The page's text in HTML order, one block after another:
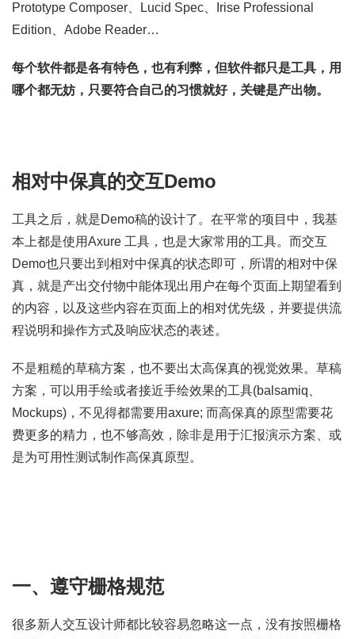
Prototype Composer、Lucid Spec、Irise Professional
Edition、Adobe Reader…
每个软件都是各有特色，也有利弊，但软件都只是工具，用
哪个都无妨，只要符合自己的习惯就好，关键是产出物。
相对中保真的交互Demo
工具之后，就是Demo稿的设计了。在平常的项目中，我基
本上都是使用Axure 工具，也是大家常用的工具。而交互
Demo也只要出到相对中保真的状态即可，所谓的相对中保
真，就是产出交付物中能体现出用户在每个页面上期望看到
的内容，以及这些内容在页面上的相对优先级，并要提供流
程说明和操作方式及响应状态的表述。
不是粗糙的草稿方案，也不要出太高保真的视觉效果。草稿
方案，可以用手绘或者接近手绘效果的工具(balsamiq、
Mockups)，不见得都需要用axure; 而高保真的原型需要花
费更多的精力，也不够高效，除非是用于汇报演示方案、或
是为可用性测试制作高保真原型。
一、遵守栅格规范
很多新人交互设计师都比较容易忽略这一点，没有按照栅格